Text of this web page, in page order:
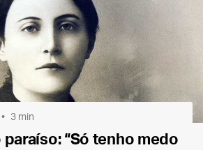
3 min
paraíso: “Só tenho medo